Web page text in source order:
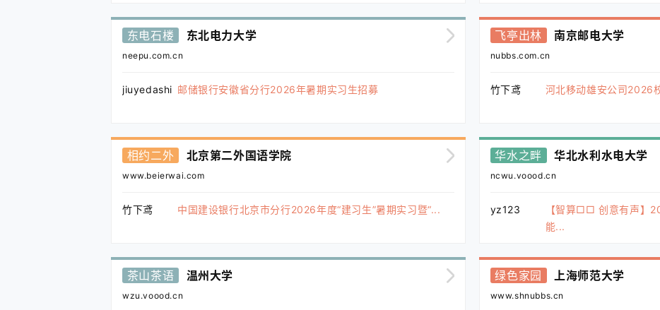
东电石楼 东北电力大学
neepu.com.cn
jiuyedashi 邮储银行安徽省分行2026年暑期实习生招募
飞亭出林 南京邮电大学
nubbs.com.cn
竹下鸢 河北移动雄安公司2026
相约二外 北京第二外国语学院
www.beierwai.com
竹下鸢 中国建设银行北京市分行2026年度“建习生”暑期实习暨“...
华水之畔 华北水利水电大学
ncwu.voood.cn
yz123
【智算□□ 创意有声】
能...
茶山茶语 温州大学
wzu.voood.cn
绿色家园 上海师范大学
www.shnubbs.cn